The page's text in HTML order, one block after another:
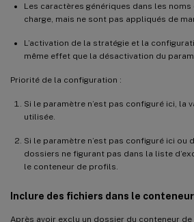
Les caractères génériques dans les
charge, mais ne sont pas appliqués de
L’activation de la stratégie et la
même effet que la désactivation du
Priorité de la configuration :
Si le paramètre n’est pas configuré ici, la
utilisée.
Si le paramètre n’est pas configuré ici ou
dossiers ne figurant pas dans la liste
le conteneur de profils.
Inclure des fichiers dans le
Après avoir exclu un dossier du conteneur